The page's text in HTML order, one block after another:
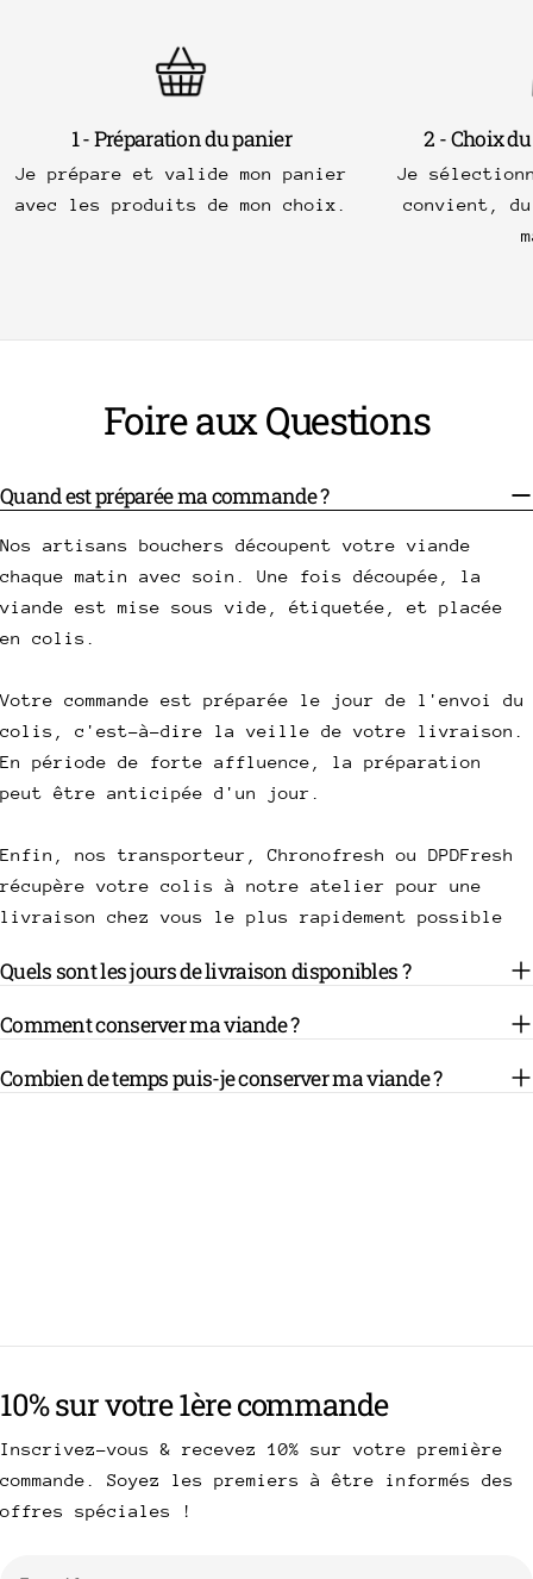
1 - Préparation du panier
Je prépare et valide mon panier
avec les produits de mon choix.
2 - Choix
Je
convient,
Foire aux Questions
Quand est préparée ma commande ?
Nos artisans bouchers découpent votre viande
chaque matin avec soin. Une fois découpée, la
viande est mise sous vide, étiquetée, et placée
en colis.
Votre commande est préparée le jour de l'envoi du
colis, c'est-à-dire la veille de votre livraison.
En période de forte affluence, la préparation
peut être anticipée d'un jour.
Enfin, nos transporteur, Chronofresh ou DPDFresh
récupère votre colis à notre atelier pour une
livraison chez vous le plus rapidement possible
Quels sont les jours de livraison disponibles ?
Comment conserver ma viande ?
Combien de temps puis-je conserver ma viande ?
10% sur votre 1ère commande
Inscrivez-vous & recevez 10% sur votre première
commande. Soyez les premiers à être informés des
offres spéciales !